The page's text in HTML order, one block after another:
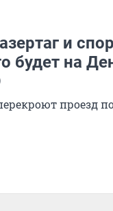
и
будет на
проезд